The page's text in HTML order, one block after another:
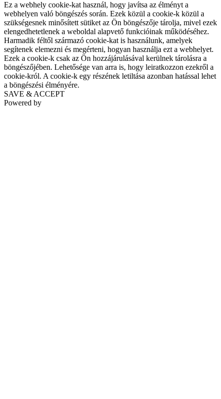
Ez a webhely cookie-kat használ, hogy javítsa az élményt a
webhelyen való böngészés során. Ezek közül a cookie-k közül a
szükségesnek minősített sütiket az Ön böngészője tárolja, mivel ezek
elengedhetetlenek a weboldal alapvető funkcióinak működéséhez.
Harmadik féltől származó cookie-kat is használunk, amelyek
segítenek elemezni és megérteni, hogyan használja ezt a webhelyet.
Ezek a cookie-k csak az Ön hozzájárulásával kerülnek tárolásra a
böngészőjében. Lehetősége van arra is, hogy leiratkozzon ezekről a
cookie-król. A cookie-k egy részének letiltása azonban hatással lehet
a böngészési élményére.
SAVE & ACCEPT
Powered by